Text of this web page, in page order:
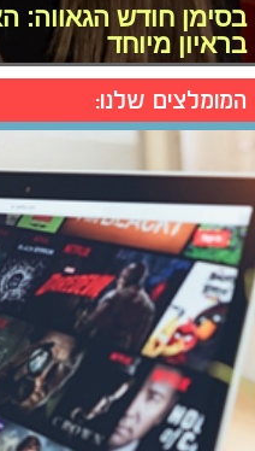
בסימן חודש הגאווה:
בראיון מיוחד
המומלצים שלנו: